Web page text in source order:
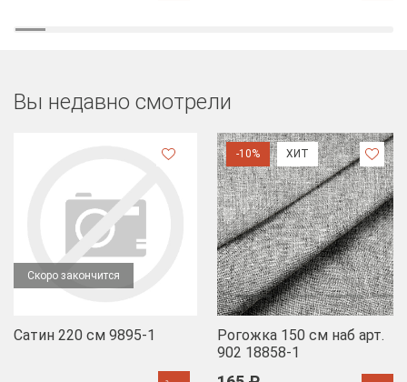
Вы недавно смотрели
Скоро закончится
Сатин 220 см 9895-1
-10% ХИТ
Рогожка 150 см наб арт.
902 18858-1